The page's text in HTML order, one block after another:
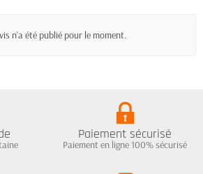
n'a été publié pour le moment.
Paiement sécurisé
Paiement en ligne 100% sécurisé